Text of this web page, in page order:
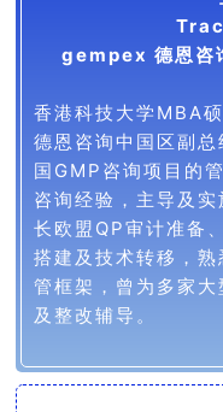
gempex 德恩咨
香港科技大学MBA
德恩咨询中国区副
国GMP咨询项目的
咨询经验，主导及
长欧盟QP审计准备
搭建及技术转移，
管框架，曾为多家
及整改辅导。